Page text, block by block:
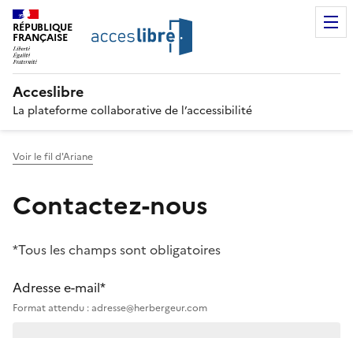
RÉPUBLIQUE
FRANÇAISE
Acceslibre
La plateforme collaborative de l’accessibilité
Voir le fil d'Ariane
Contactez-nous
*Tous les champs sont obligatoires
Adresse e-mail*
Format attendu : adresse@herbergeur.com